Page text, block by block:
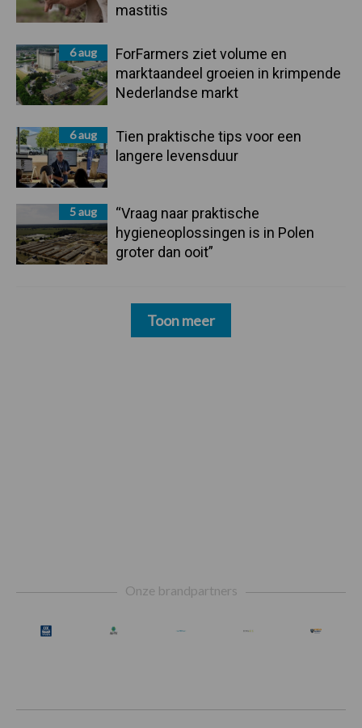
mastitis
6 aug
ForFarmers ziet volume en
marktaandeel groeien in krimpende
Nederlandse markt
6 aug
Tien praktische tips voor een
langere levensduur
5 aug
“Vraag naar praktische
hygieneoplossingen is in Polen
groter dan ooit”
Toon meer
Onze brandpartners